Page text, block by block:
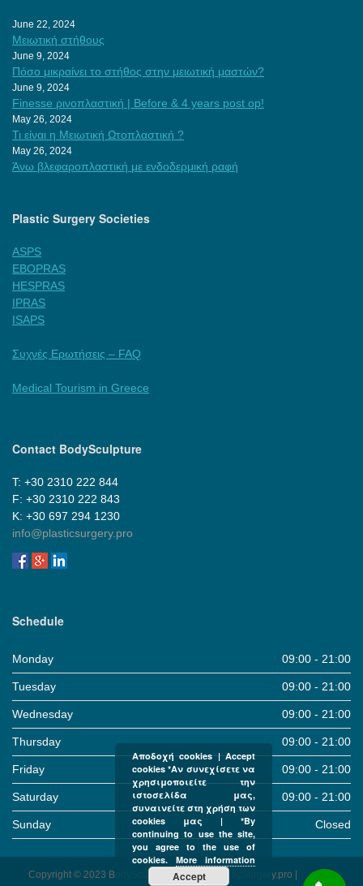
June 22, 2024
Μειωτική στήθους
June 9, 2024
Πόσο μικραίνει το στήθος στην μειωτική μαστών?
June 9, 2024
Finesse ρινοπλαστική | Before & 4 years post op!
May 26, 2024
Τι είναι η Μειωτική Ωτοπλαστική ?
May 26, 2024
Άνω βλεφαροπλαστική με ενδοδερμική ραφή
Plastic Surgery Societies
ASPS
EBOPRAS
HESPRAS
IPRAS
ISAPS
Συχνές Ερωτήσεις – FAQ
Medical Tourism in Greece
Contact BodySculpture
Τ: +30 2310 222 844
F: +30 2310 222 843
Κ: +30 697 294 1230
info@plasticsurgery.pro
Schedule
Monday 09:00 - 21:00
Tuesday 09:00 - 21:00
Wednesday 09:00 - 21:00
Thursday 09:00 - 21:00
Friday 09:00 - 21:00
Saturday 09:00 - 21:00
Sunday Closed
Copyright © 2023 BodySculpture Clinic & PlasticSurgery.pro |
Αποδοχή cookies | Accept
cookies *Αν συνεχίσετε να
χρησιμοποιείτε την
ιστοσελίδα μας,
συναινείτε στη χρήση των
cookies μας | *By
continuing to use the site,
you agree to the use of
cookies. More information
Accept